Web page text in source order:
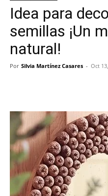
Idea para
semillas ¡Un
natural!
Por Silvia Martínez Casares - Oct